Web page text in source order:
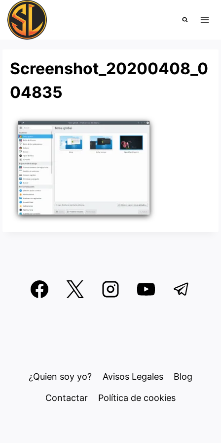
Saltar
contenido
Screenshot_20200408_0
04835
¿Quien soy yo? Avisos Legales Blog
Contactar Política de cookies